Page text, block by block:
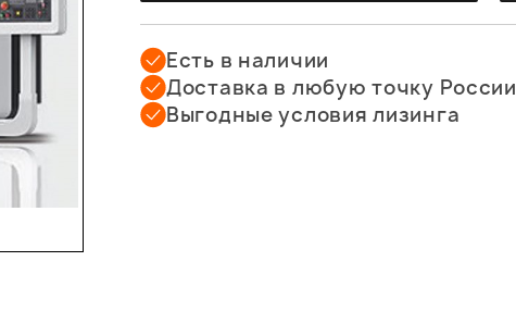
Есть в наличии
Доставка в любую точку России
Выгодные условия лизинга